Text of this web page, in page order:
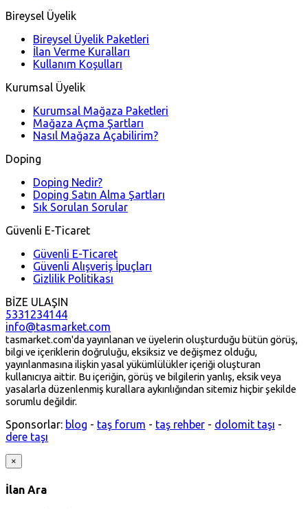
Bireysel Üyelik
Bireysel Üyelik Paketleri
İlan Verme Kuralları
Kullanım Koşulları
Kurumsal Üyelik
Kurumsal Mağaza Paketleri
Mağaza Açma Şartları
Nasıl Mağaza Açabilirim?
Doping
Doping Nedir?
Doping Satın Alma Şartları
Sık Sorulan Sorular
Güvenli E-Ticaret
Güvenli E-Ticaret
Güvenli Alışveriş İpuçları
Gizlilik Politikası
BİZE ULAŞIN
5331234144
info@tasmarket.com
tasmarket.com'da yayınlanan ve üyelerin oluşturduğu bütün görüş,
bilgi ve içeriklerin doğruluğu, eksiksiz ve değişmez olduğu,
yayınlanmasına ilişkin yasal yükümlülükler içeriği oluşturan
kullanıcıya aittir. Bu içeriğin, görüş ve bilgilerin yanlış, eksik veya
yasalarla düzenlenmiş kurallara aykırılığından sitemiz hiçbir şekilde
sorumlu değildir.
Sponsorlar: blog - taş forum - taş rehber - dolomit taşı -
dere taşı
×
İlan Ara